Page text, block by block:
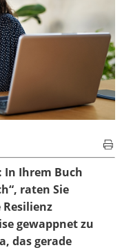
In Ihrem Buch
raten Sie
gewappnet zu
das gerade